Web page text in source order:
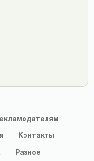
Контакты
Разное